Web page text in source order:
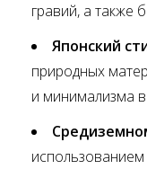
гравий, а также
Японский
природных
и минимализма